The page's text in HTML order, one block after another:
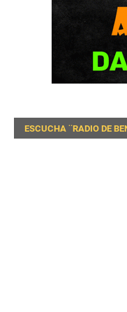
ESCUCHA ¨RADIO DE